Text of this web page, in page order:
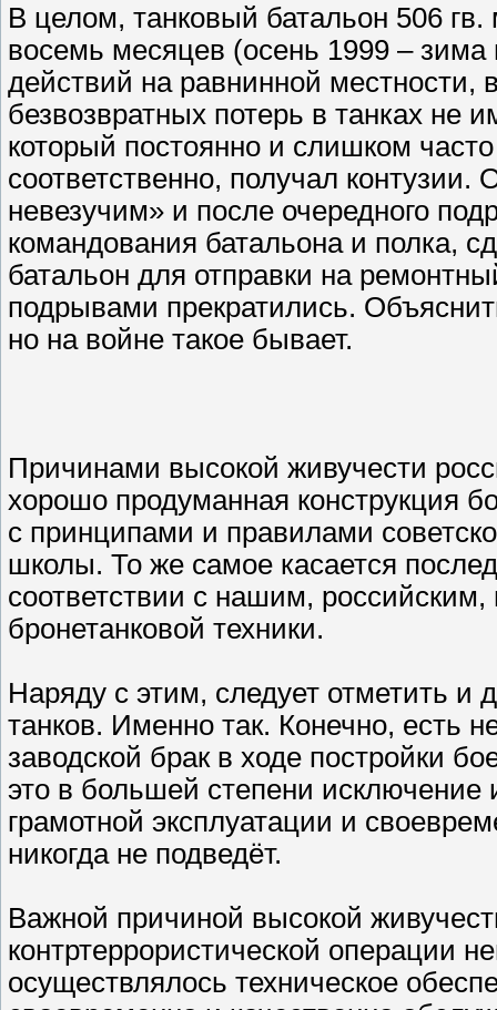
В целом, танковый батальон 506
восемь месяцев (осень 1999 –
действий на равнинной местности,
безвозвратных потерь в танках не
который постоянно и слишком
соответственно, получал
невезучим» и после очередного
командования батальона и полка,
батальон для отправки на
подрывами прекратились.
но на войне такое бывает.
Причинами высокой живучести
хорошо продуманная конструкция
с принципами и правилами
школы. То же самое касается
соответствии с нашим,
бронетанковой техники.
Наряду с этим, следует отметить и
танков. Именно так. Конечно, есть
заводской брак в ходе постройки
это в большей степени
грамотной эксплуатации и
никогда не подведёт.
Важной причиной высокой
контртеррористической операции
осуществлялось техническое